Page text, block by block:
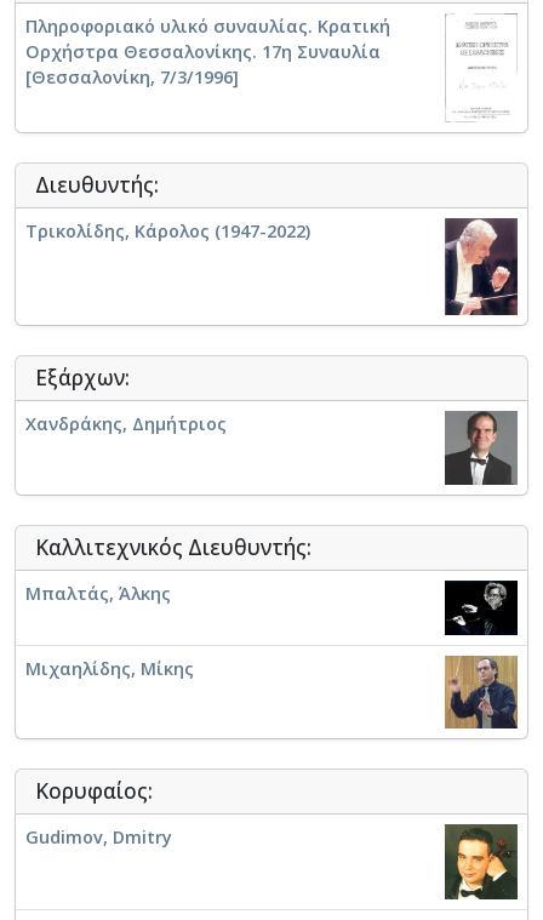
Πληροφοριακό υλικό συναυλίας. Κρατική
Ορχήστρα Θεσσαλονίκης. 17η Συναυλία
[Θεσσαλονίκη, 7/3/1996]
Διευθυντής:
Τρικολίδης, Κάρολος (1947-2022)
Εξάρχων:
Χανδράκης, Δημήτριος
Καλλιτεχνικός Διευθυντής:
Μπαλτάς, Άλκης
Μιχαηλίδης, Μίκης
Κορυφαίος:
Gudimov, Dmitry